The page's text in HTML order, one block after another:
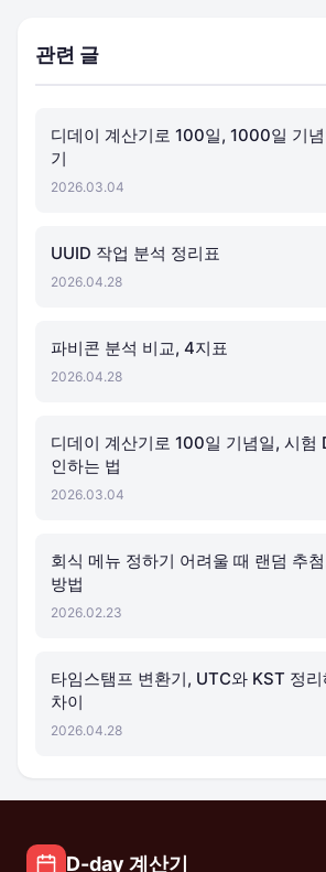
관련 글
디데이 계산기로 100일, 1000일 기
기
2026.03.04
UUID 작업 분석 정리표
2026.04.28
파비콘 분석 비교, 4지표
2026.04.28
디데이 계산기로 100일 기념일, 시
인하는 법
2026.03.04
회식 메뉴 정하기 어려울 때 랜덤 추
방법
2026.02.23
타임스탬프 변환기, UTC와 KST 정
차이
2026.04.28
D-day 계산기